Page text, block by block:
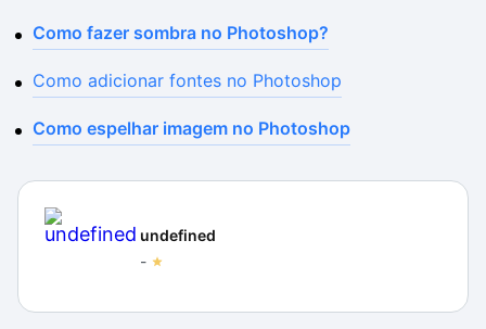
Como fazer sombra no Photoshop?
Como adicionar fontes no Photoshop
Como espelhar imagem no Photoshop
undefined
-